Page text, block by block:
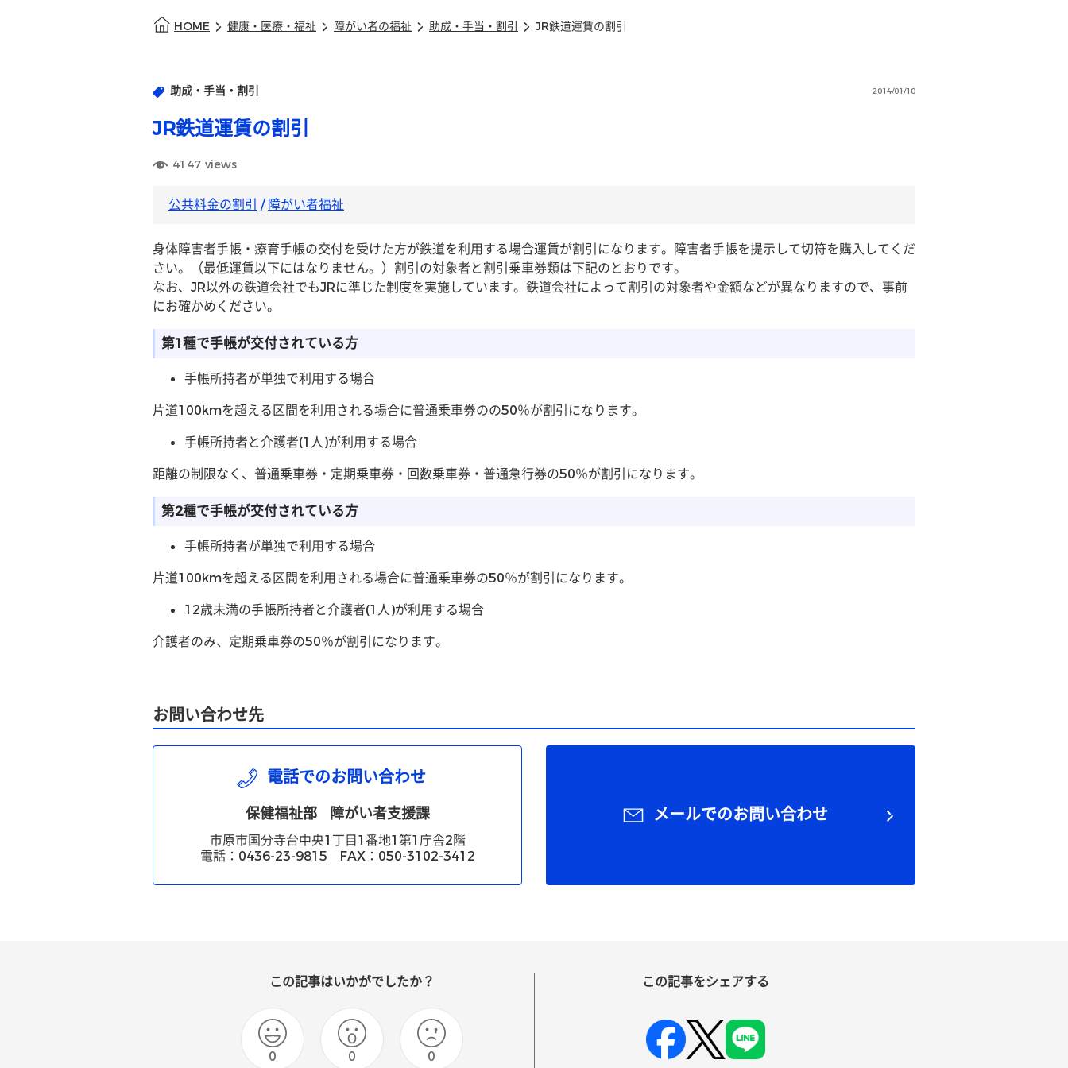
HOME 健康・医療・福祉 障がい者の福祉 助成・手当・割引 JR鉄道運賃の割引
助成・手当・割引 2014/01/10
JR鉄道運賃の割引
4147 views
公共料金の割引 /障がい者福祉
身体障害者手帳・療育手帳の交付を受けた方が鉄道を利用する場合運賃が割引になります。障害者手帳を提示して切符を購入してくだ
さい。（最低運賃以下にはなりません。）割引の対象者と割引乗車券類は下記のとおりです。
なお、JR以外の鉄道会社でもJRに準じた制度を実施しています。鉄道会社によって割引の対象者や金額などが異なりますので、事前
にお確かめください。
第1種で手帳が交付されている方
手帳所持者が単独で利用する場合
片道100kmを超える区間を利用される場合に普通乗車券のの50％が割引になります。
手帳所持者と介護者(1人)が利用する場合
距離の制限なく、普通乗車券・定期乗車券・回数乗車券・普通急行券の50％が割引になります。
第2種で手帳が交付されている方
手帳所持者が単独で利用する場合
片道100kmを超える区間を利用される場合に普通乗車券の50％が割引になります。
12歳未満の手帳所持者と介護者(1人)が利用する場合
介護者のみ、定期乗車券の50％が割引になります。
お問い合わせ先
電話でのお問い合わせ
保健福祉部 障がい者支援課
市原市国分寺台中央1丁目1番地1第1庁舎2階
電話：0436-23-9815 FAX：050-3102-3412
メールでのお問い合わせ
この記事はいかがでしたか？
0 0 0
この記事をシェアする